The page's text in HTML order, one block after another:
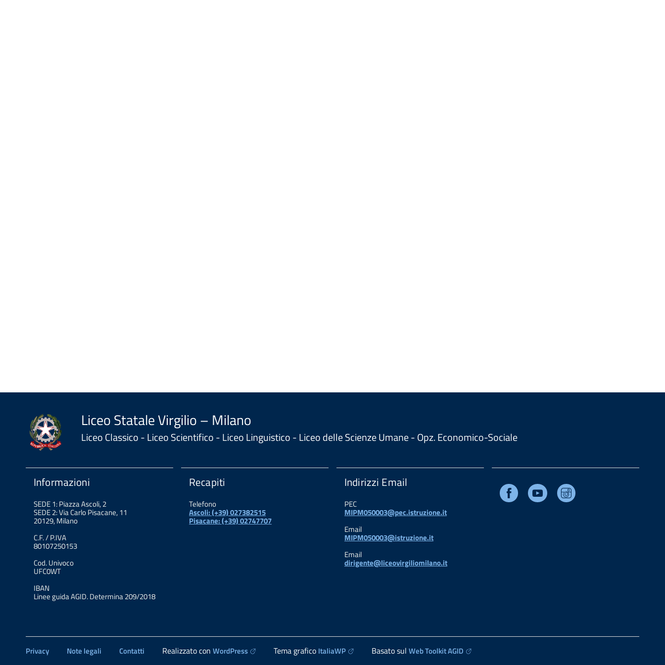
Liceo Statale Virgilio – Milano
Liceo Classico - Liceo Scientifico - Liceo Linguistico - Liceo delle Scienze Umane - Opz. Economico-Sociale
Informazioni
SEDE 1: Piazza Ascoli, 2
SEDE 2: Via Carlo Pisacane, 11
20129, Milano
C.F. / P.IVA
80107250153
Cod. Univoco
UFC0WT
IBAN
Linee guida AGID. Determina 209/2018
Recapiti
Telefono
Ascoli: (+39) 027382515
Pisacane: (+39) 02747707
Indirizzi Email
PEC
MIPM050003@pec.istruzione.it
Email
MIPM050003@istruzione.it
Email
dirigente@liceovirgiliomilano.it
Facebook Youtube
Privacy Note legali Contatti Realizzato con WordPress Tema grafico ItaliaWP Basato sul Web Toolkit AGID